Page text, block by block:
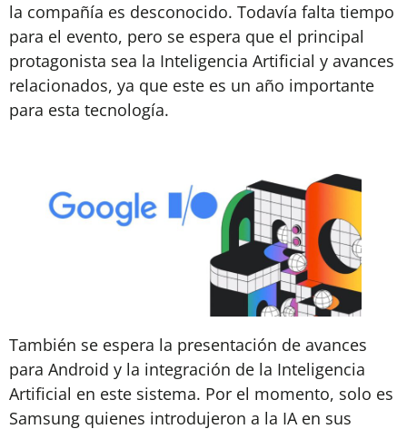
la compañía es desconocido. Todavía falta tiempo
para el evento, pero se espera que el principal
protagonista sea la Inteligencia Artificial y avances
relacionados, ya que este es un año importante
para esta tecnología.
También se espera la presentación de avances
para Android y la integración de la Inteligencia
Artificial en este sistema. Por el momento, solo es
Samsung quienes introdujeron a la IA en sus